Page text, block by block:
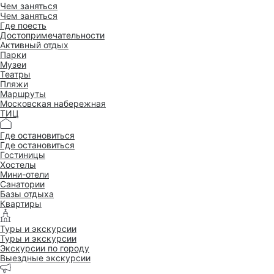
Чем заняться
Чем заняться
Где поесть
Достопримеча­тельности
Активный отдых
Парки
Музеи
Театры
Пляжи
Маршруты
Московская набережная
ТИЦ
Где остановиться
Где остановиться
Гостиницы
Хостелы
Мини-отели
Санатории
Базы отдыха
Квартиры
Туры и экскурсии
Туры и экскурсии
Экскурсии по городу
Выездные экскурсии